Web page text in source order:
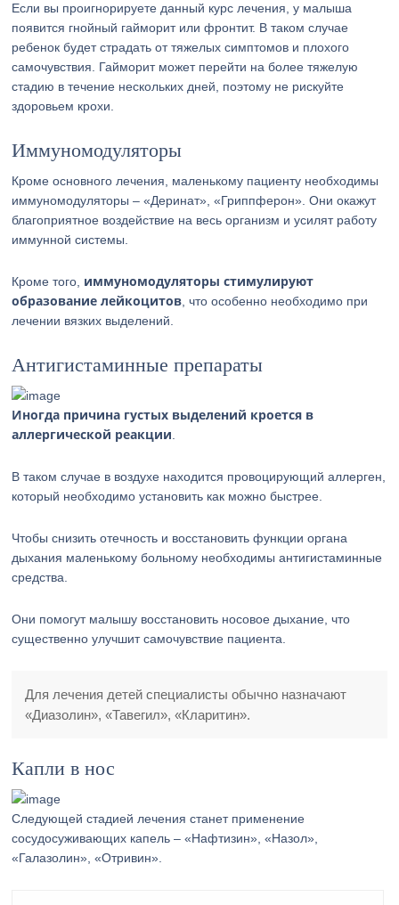
Если вы проигнорируете данный курс лечения, у малыша
появится гнойный гайморит или фронтит. В таком случае
ребенок будет страдать от тяжелых симптомов и плохого
самочувствия. Гайморит может перейти на более тяжелую
стадию в течение нескольких дней, поэтому не рискуйте
здоровьем крохи.
Иммуномодуляторы
Кроме основного лечения, маленькому пациенту необходимы
иммуномодуляторы – «Деринат», «Гриппферон». Они окажут
благоприятное воздействие на весь организм и усилят работу
иммунной системы.
Кроме того, иммуномодуляторы стимулируют
образование лейкоцитов , что особенно необходимо при
лечении вязких выделений.
Антигистаминные препараты
Иногда причина густых выделений кроется в
аллергической реакции
В таком случае в воздухе находится провоцирующий аллерген,
который необходимо установить как можно быстрее.
Чтобы снизить отечность и восстановить функции органа
дыхания маленькому больному необходимы антигистаминные
средства.
Они помогут малышу восстановить носовое дыхание, что
существенно улучшит самочувствие пациента.
Для лечения детей специалисты обычно назначают
«Диазолин», «Тавегил», «Кларитин».
Капли в нос
Следующей стадией лечения станет применение
сосудосуживающих капель – «Нафтизин», «Назол»,
«Галазолин», «Отривин».